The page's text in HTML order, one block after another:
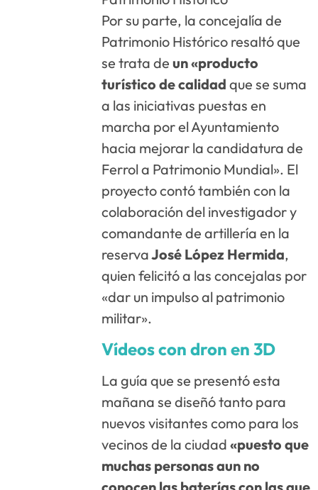
Por su parte, la concejalía de
Patrimonio Histórico resaltó que
se trata de un «producto
turístico de calidad que se suma
a las iniciativas puestas en
marcha por el Ayuntamiento
hacia mejorar la candidatura de
Ferrol a Patrimonio Mundial». El
proyecto contó también con la
colaboración del investigador y
comandante de artillería en la
reservaJosé López Hermida,
quien felicitó a las concejalas por
«dar un impulso al patrimonio
militar».
Vídeos con dron en 3D
La guía que se presentó esta
mañana se diseñó tanto para
nuevos visitantes como para los
vecinos de la ciudad «puesto que
muchas personas aun no